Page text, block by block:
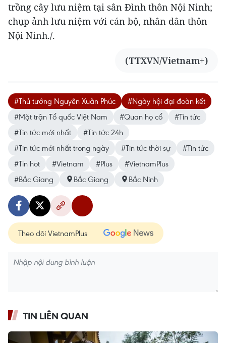
trồng cây lưu niệm tại sân Đình thôn Nội Ninh;
chụp ảnh lưu niệm với cán bộ, nhân dân thôn
Nội Ninh./.
(TTXVN/Vietnam+)
#Thủ tướng Nguyễn Xuân Phúc
#Ngày hội đại đoàn kết
#Mặt trận Tổ quốc Việt Nam
#Quan họ cổ
#Tin tức
#Tin tức mới nhất
#Tin tức 24h
#Tin tức mới nhất trong ngày
#Tin tức thời sự
#Tin tức
#Tin hot
#Vietnam #Plus
#VietnamPlus
#Bắc Giang
Bắc Giang Bắc Ninh
Theo dõi VietnamPlus
TIN LIÊN QUAN